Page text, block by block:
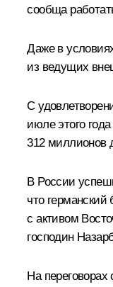
сообща
Даже в
из ведущих
С
июле этого
312 миллионов
В России
что
с активом
господин
На